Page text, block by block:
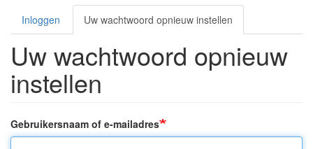
Primaire tabs
Inloggen Uw wachtwoord opnieuw instellen
Uw wachtwoord opnieuw
instellen
Gebruikersnaam of e-mailadres